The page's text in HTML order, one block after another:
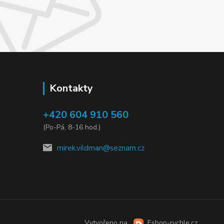
Kontakty
+420 604 910 560
(Po-Pá, 8-16 hod.)
mirek.vildman@seznam.cz